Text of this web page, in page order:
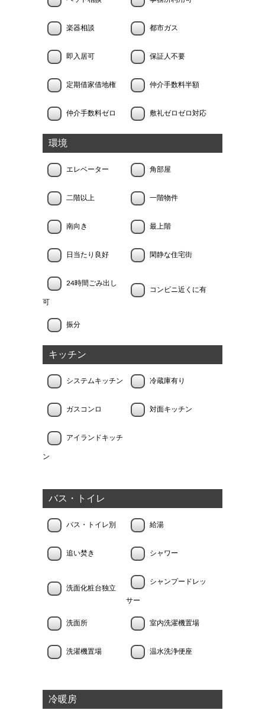
楽器相談 都市ガス
即入居可 保証人不要
定期借家借地権 仲介手数料半額
仲介手数料ゼロ 敷礼ゼロゼロ対応
環境
エレベーター 角部屋
二階以上 一階物件
南向き 最上階
日当たり良好 閑静な住宅街
24時間ごみ出し
可
コンビニ近くに有
振分
キッチン
システムキッチン 冷蔵庫有り
ガスコンロ 対面キッチン
アイランドキッチ
ン
バス・トイレ
バス・トイレ別 給湯
追い焚き シャワー
洗面化粧台独立
シャンプードレッ
サー
洗面所 室内洗濯機置場
洗濯機置場 温水洗浄便座
冷暖房